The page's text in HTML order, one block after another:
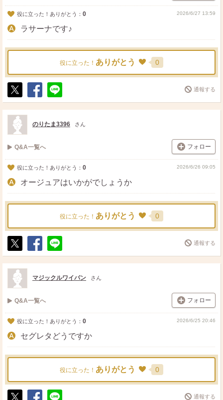
役に立った！ありがとう： 0 2026/6/27 13:59
ラサーナです♪
役に立った！ ありがとう 0
ポ
ス
ト
シ
ェ
送
る
通報する
のりたま3396 さん
Q&A一覧へ フォロー
役に立った！ありがとう： 0 2026/6/26 09:05
オージュアはいかがでしょうか
役に立った！ ありがとう 0
ポ
ス
ト
シ
ェ
送
る
通報する
マジックルワイパン さん
Q&A一覧へ フォロー
役に立った！ありがとう： 0 2026/6/25 20:46
セグレタどうですか
役に立った！ ありがとう 0
通報する